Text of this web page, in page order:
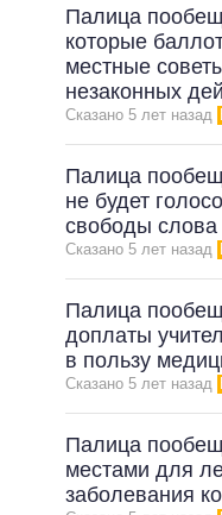
Палица
которые
местные
незаконных
Сказано 5 лет назад
Палица
не будет
свободы слова
Сказано 5 лет назад
Палица
доплаты
в пользу
Сказано 5 лет назад
Палица
местами для
заболевания